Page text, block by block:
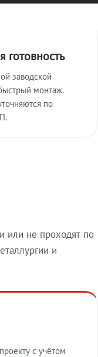
готовность
заводской
монтаж.
по
или не проходят по
и
с учётом